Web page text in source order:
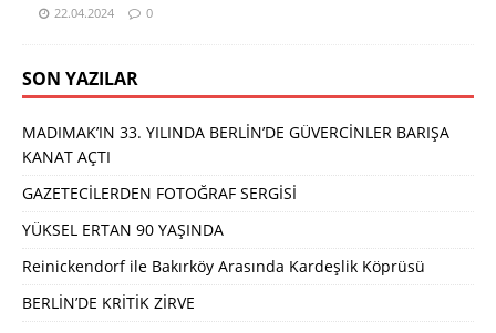
22.04.2024 0
SON YAZILAR
MADIMAK’IN 33. YILINDA BERLİN’DE GÜVERCİNLER BARIŞA
KANAT AÇTI
GAZETECİLERDEN FOTOĞRAF SERGİSİ
YÜKSEL ERTAN 90 YAŞINDA
Reinickendorf ile Bakırköy Arasında Kardeşlik Köprüsü
BERLİN’DE KRİTİK ZİRVE